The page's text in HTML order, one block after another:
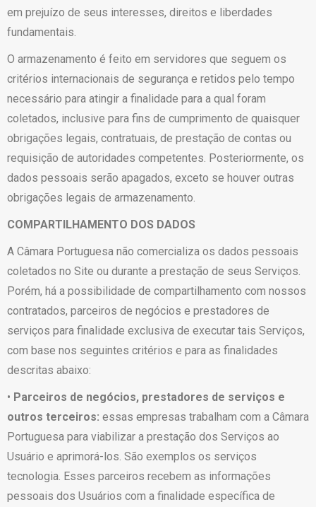
em prejuízo de seus interesses, direitos e liberdades
fundamentais.
O armazenamento é feito em servidores que seguem os
critérios internacionais de segurança e retidos pelo tempo
necessário para atingir a finalidade para a qual foram
coletados, inclusive para fins de cumprimento de quaisquer
obrigações legais, contratuais, de prestação de contas ou
requisição de autoridades competentes. Posteriormente, os
dados pessoais serão apagados, exceto se houver outras
obrigações legais de armazenamento.
COMPARTILHAMENTO DOS DADOS
A Câmara Portuguesa não comercializa os dados pessoais
coletados no Site ou durante a prestação de seus Serviços.
Porém, há a possibilidade de compartilhamento com nossos
contratados, parceiros de negócios e prestadores de
serviços para finalidade exclusiva de executar tais Serviços,
com base nos seguintes critérios e para as finalidades
descritas abaixo:
• Parceiros de negócios, prestadores de serviços e
outros terceiros: essas empresas trabalham com a Câmara
Portuguesa para viabilizar a prestação dos Serviços ao
Usuário e aprimorá-los. São exemplos os serviços
tecnologia. Esses parceiros recebem as informações
pessoais dos Usuários com a finalidade específica de